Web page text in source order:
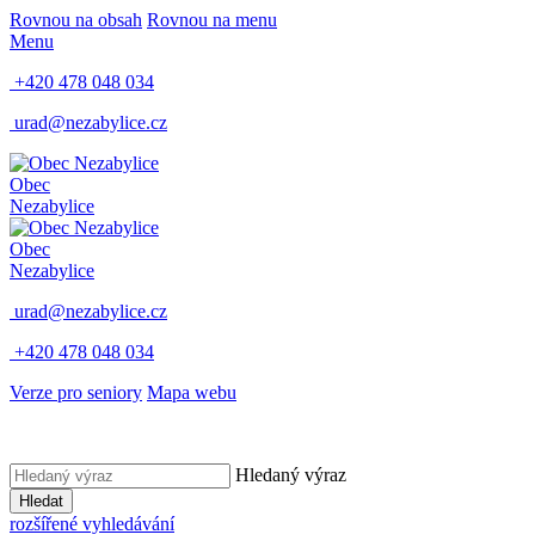
Rovnou na obsah Rovnou na menu
Menu
+420 478 048 034
urad@nezabylice.cz
Obec
Nezabylice
Obec
Nezabylice
urad@nezabylice.cz
+420 478 048 034
Verze pro seniory Mapa webu
Hledaný výraz
Hledat
rozšířené vyhledávání